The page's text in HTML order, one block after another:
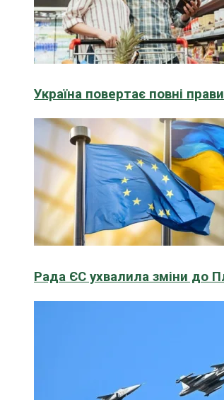
Україна повертає повні
Рада ЄС ухвалила зміни до